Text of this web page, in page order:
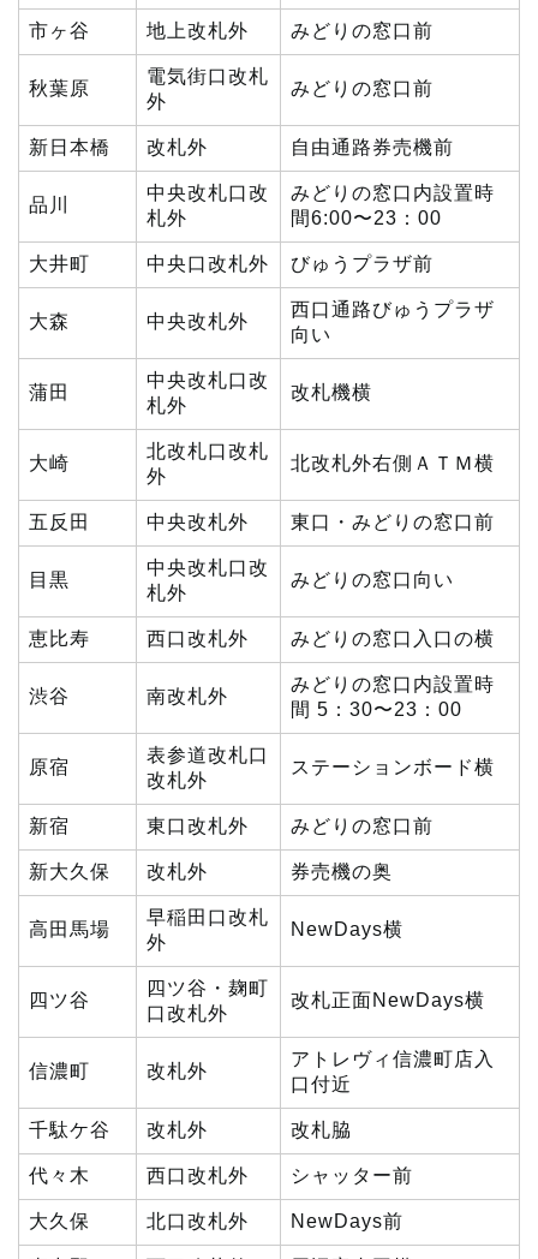
市ヶ谷 地上改札外 みどりの窓口前
秋葉原
電気街口改札
外
みどりの窓口前
新日本橋 改札外 自由通路券売機前
品川
中央改札口改
札外
みどりの窓口内設置時
間6:00〜23：00
大井町 中央口改札外 びゅうプラザ前
大森 中央改札外
西口通路びゅうプラザ
向い
蒲田
中央改札口改
札外
改札機横
大崎
北改札口改札
外
北改札外右側ＡＴＭ横
五反田 中央改札外 東口・みどりの窓口前
目黒
中央改札口改
札外
みどりの窓口向い
恵比寿 西口改札外 みどりの窓口入口の横
渋谷 南改札外
みどりの窓口内設置時
間 5：30〜23：00
原宿
表参道改札口
改札外
ステーションボード横
新宿 東口改札外 みどりの窓口前
新大久保 改札外 券売機の奥
高田馬場
早稲田口改札
外
NewDays横
四ツ谷
四ツ谷・麹町
口改札外
改札正面NewDays横
信濃町 改札外
アトレヴィ信濃町店入
口付近
千駄ケ谷 改札外 改札脇
代々木 西口改札外 シャッター前
大久保 北口改札外 NewDays前